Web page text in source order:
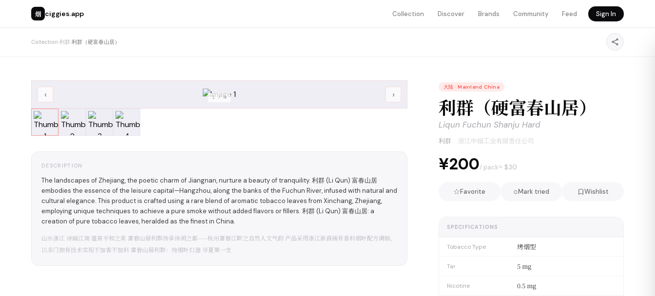
烟 ciggies.app Collection Discover Brands Community Feed Sign In
Collection›利群›利群（硬富春山居）
‹ ›
1/4
DESCRIPTION
The landscapes of Zhejiang, the poetic charm of Jiangnan, nurture a beauty of tranquility. 利群 (Li Qun) 富春山居
embodies the essence of the leisure capital—Hangzhou, along the banks of the Fuchun River, infused with natural and
cultural elegance. This product is crafted using a rare blend of aromatic tobacco leaves from Xinchang, Zhejiang,
employing unique techniques to achieve a pure smoke without added flavors or fillers. 利群 (Li Qun) 富春山居: a
creation of pure tobacco leaves, heralded as the finest in China.
山水浙江 诗画江南 蕴育平和之美 富春山居利群传承休闲之都——杭州富春江畔之自然人文气韵 产品采用浙江新昌稀有香料烟叶配方调制，
以多门独有技术实现不加香不加料 富春山居利群：纯烟叶打造 华夏第一支
大陆 · Mainland China
利群（硬富春山居）
Liqun Fuchun Shanju Hard
利群 · 浙江中烟工业有限责任公司
¥200/ pack≈ $30
☆Favorite ○Mark tried Wishlist
SPECIFICATIONS
Tobacco Type 烤烟型
Tar 5 mg
Nicotine 0.5 mg